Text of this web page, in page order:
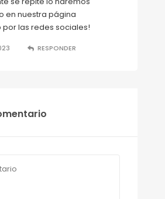
en nuestra página
las redes sociales!
RESPONDER